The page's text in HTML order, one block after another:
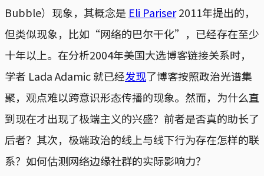
Bubble）现象，其概念是 Eli Pariser2011年提出的，
但类似现象，比如“网络的巴尔干化”，已经存在至少
十年以上。在分析2004年美国大选博客链接关系时，
学者 Lada Adamic 就已经发现了博客按照政治光谱集
聚，观点难以跨意识形态传播的现象。然而，为什么直
到现在才出现了极端主义的兴盛？前者是否真的助长了
后者？其次，极端政治的线上与线下行为存在怎样的联
系？如何估测网络边缘社群的实际影响力？